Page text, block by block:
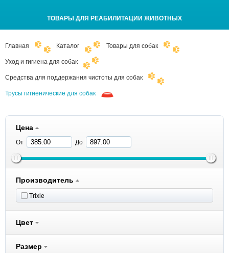
ТОВАРЫ ДЛЯ РЕАБИЛИТАЦИИ ЖИВОТНЫХ
Главная Каталог Товары для собак
Уход и гигиена для собак
Средства для поддержания чистоты для собак
Трусы гигиенические для собак
Цена
От До
Производитель
Trixie
Цвет
Размер